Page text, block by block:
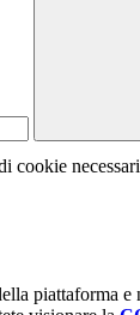
cookie
piattaforma